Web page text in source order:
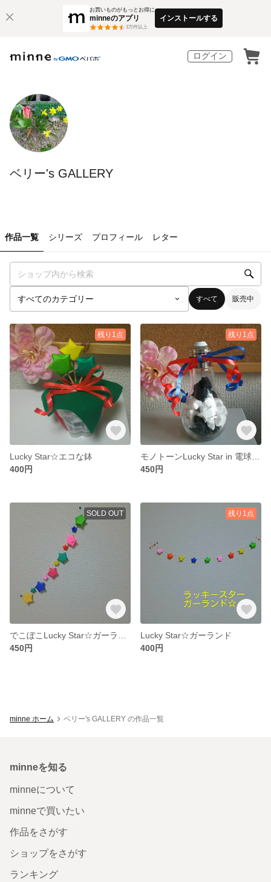
お買いものがもっとお得に
minneのアプリ
3万件以上
インストールする
ログイン
ベリー's GALLERY
作品一覧 シリーズ プロフィール レター
すべて 販売中
残り1点
Lucky Star☆エコな鉢
400円
残り1点
450円
SOLD OUT
450円
残り1点
Lucky Star☆ガーランド
400円
minne ホーム ベリー's GALLERY の作品一覧
minneを知る
minneについて
minneで買いたい
作品をさがす
ショップをさがす
ランキング